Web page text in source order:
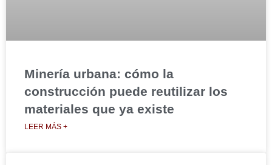
Minería urbana: cómo la
construcción puede reutilizar los
materiales que ya existe
LEER MÁS +